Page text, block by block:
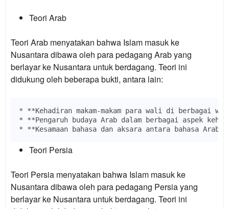
Teori Arab
Teori Arab menyatakan bahwa Islam masuk ke
Nusantara dibawa oleh para pedagang Arab yang
berlayar ke Nusantara untuk berdagang. Teori ini
didukung oleh beberapa bukti, antara lain:
* **Kehadiran makam-makam para wali di berbagai
* **Pengaruh budaya Arab dalam berbagai aspek
Teori Persia
Teori Persia menyatakan bahwa Islam masuk ke
Nusantara dibawa oleh para pedagang Persia yang
berlayar ke Nusantara untuk berdagang. Teori ini